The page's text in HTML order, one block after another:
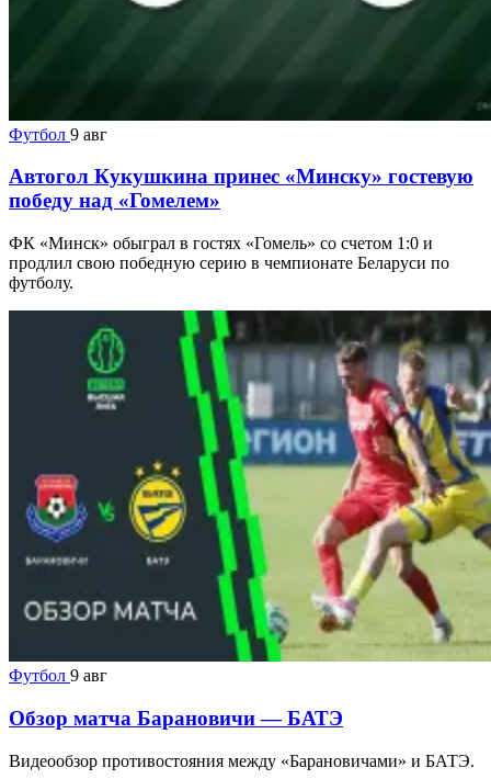
Футбол 9 авг
Автогол Кукушкина принес «Минску» гостевую
победу над «Гомелем»
ФК «Минск» обыграл в гостях «Гомель» со счетом 1:0 и
продлил свою победную серию в чемпионате Беларуси по
футболу.
Футбол 9 авг
Обзор матча Барановичи — БАТЭ
Видеообзор противостояния между «Барановичами» и БАТЭ.